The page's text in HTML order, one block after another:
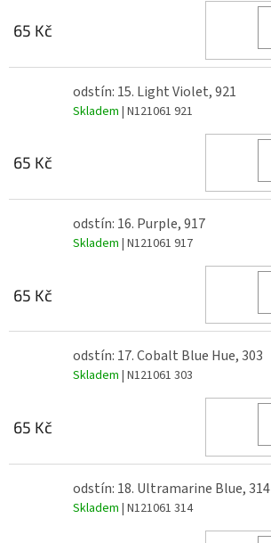
65 Kč
odstín: 15. Light Violet, 921
Skladem | N121061 921
65 Kč
odstín: 16. Purple, 917
Skladem | N121061 917
65 Kč
odstín: 17. Cobalt Blue Hue, 303
Skladem | N121061 303
65 Kč
odstín: 18. Ultramarine Blue, 314
Skladem | N121061 314